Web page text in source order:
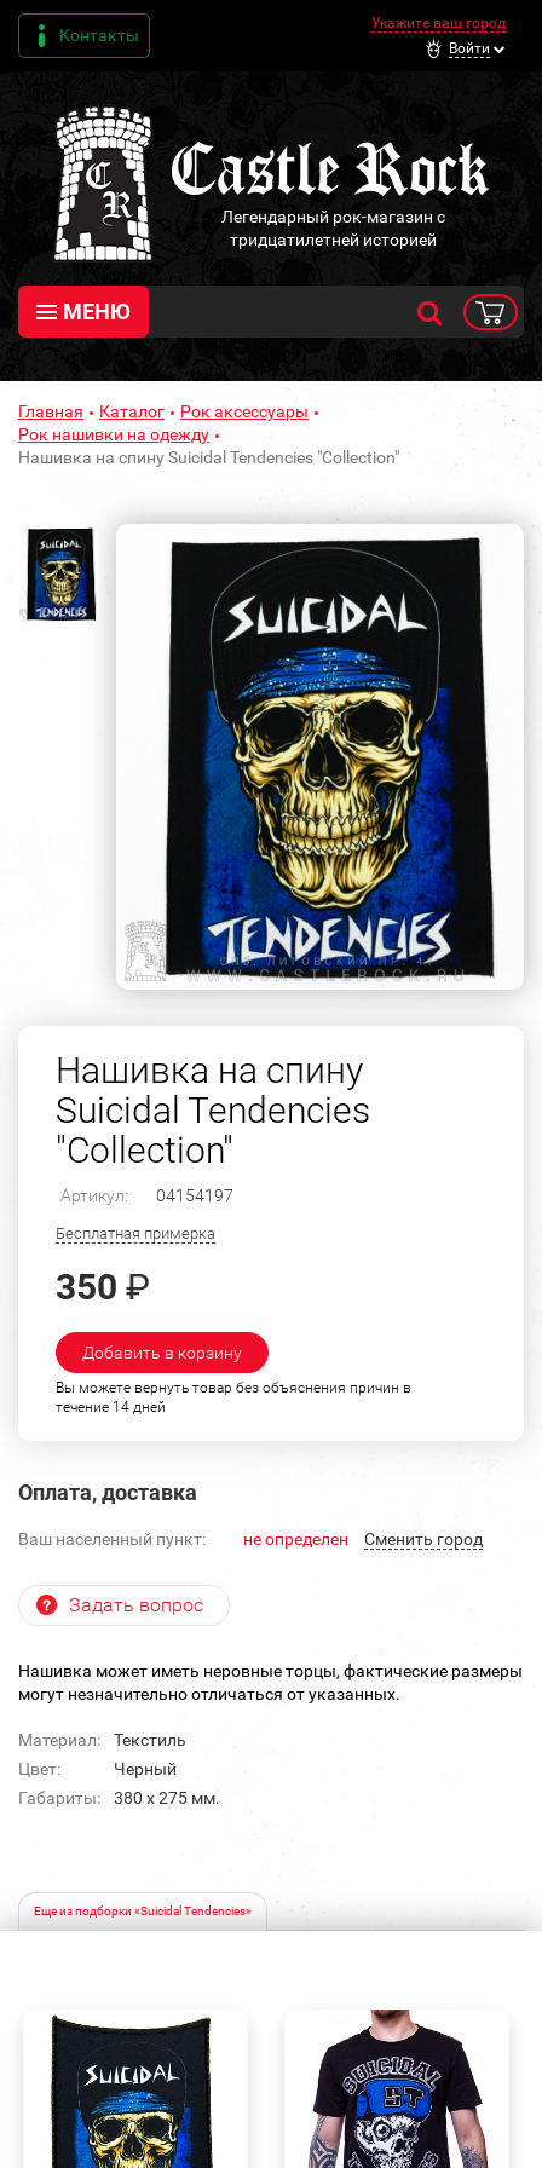
Контакты
Укажите ваш город
Войти
Легендарный рок-магазин с
тридцатилетней историей
МЕНЮ
Главная Каталог
Рок аксессуары
Рок нашивки на одежду
Нашивка на спину Suicidal Tendencies "Collection"
Нашивка на спину
Suicidal Tendencies
"Collection"
Артикул: 04154197
Бесплатная примерка
350 ₽
Добавить в корзину
Вы можете вернуть товар без объяснения причин в
течение 14 дней
Оплата, доставка
Ваш населенный пункт: не определен Cменить город
Задать вопрос
Нашивка может иметь неровные торцы, фактические размеры
могут незначительно отличаться от указанных.
Материал:
Текстиль
Цвет:
Черный
Габариты:
380 х 275 мм.
Еще из подборки «Suicidal Tendencies»